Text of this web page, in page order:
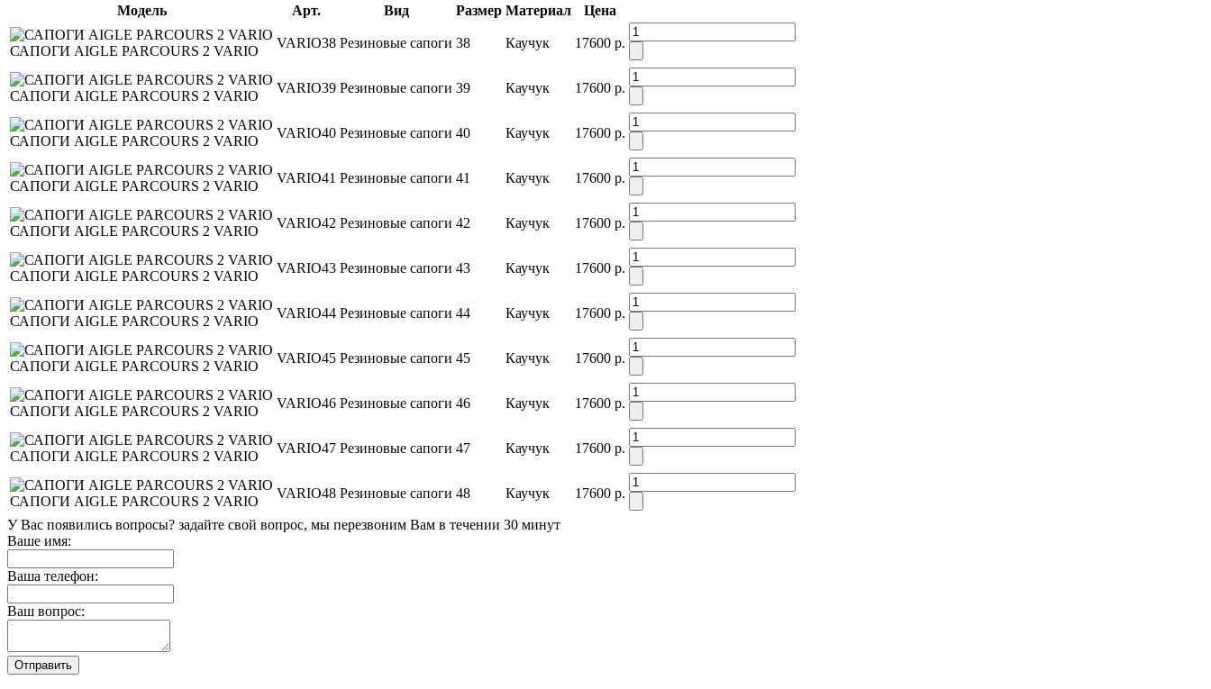
Модель
Арт. Вид Размер Материал Цена
САПОГИ AIGLE PARCOURS 2 VARIO
VARIO38 Резиновые сапоги 38 Каучук 17600 р.
САПОГИ AIGLE PARCOURS 2 VARIO
VARIO39 Резиновые сапоги 39 Каучук 17600 р.
САПОГИ AIGLE PARCOURS 2 VARIO
VARIO40 Резиновые сапоги 40 Каучук 17600 р.
САПОГИ AIGLE PARCOURS 2 VARIO
VARIO41 Резиновые сапоги 41 Каучук 17600 р.
САПОГИ AIGLE PARCOURS 2 VARIO
VARIO42 Резиновые сапоги 42 Каучук 17600 р.
САПОГИ AIGLE PARCOURS 2 VARIO
VARIO43 Резиновые сапоги 43 Каучук 17600 р.
САПОГИ AIGLE PARCOURS 2 VARIO
VARIO44 Резиновые сапоги 44 Каучук 17600 р.
САПОГИ AIGLE PARCOURS 2 VARIO
VARIO45 Резиновые сапоги 45 Каучук 17600 р.
САПОГИ AIGLE PARCOURS 2 VARIO
VARIO46 Резиновые сапоги 46 Каучук 17600 р.
САПОГИ AIGLE PARCOURS 2 VARIO
VARIO47 Резиновые сапоги 47 Каучук 17600 р.
САПОГИ AIGLE PARCOURS 2 VARIO
VARIO48 Резиновые сапоги 48 Каучук 17600 р.
У Вас появились вопросы? задайте свой вопрос, мы перезвоним Вам в течении 30 минут
Ваше имя:
Ваша телефон:
Ваш вопрос: